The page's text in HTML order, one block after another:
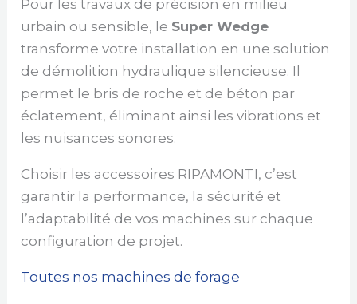
Pour les travaux de précision en milieu
urbain ou sensible, le Super Wedge
transforme votre installation en une solution
de démolition hydraulique silencieuse. Il
permet le bris de roche et de béton par
éclatement, éliminant ainsi les vibrations et
les nuisances sonores.
Choisir les accessoires RIPAMONTI, c’est
garantir la performance, la sécurité et
l’adaptabilité de vos machines sur chaque
configuration de projet.
Toutes nos machines de forage